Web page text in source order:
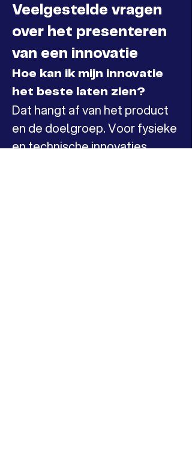
Veelgestelde vragen
over het presenteren
van een innovatie
Hoe kan ik mijn innovatie
het beste laten zien?
Dat hangt af van het product
en de doelgroep. Voor fysieke
en technische innovaties